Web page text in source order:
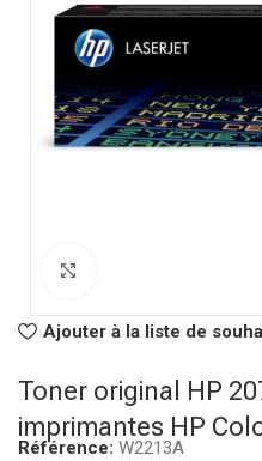
Ajouter à la liste de
Toner original HP
imprimantes HP
Référence: W2213A